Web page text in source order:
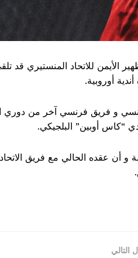
الأيمن للاتحاد المنستيري قد
أوروبية.
و فريق فرنسي آخر من دوري
“كاس أوبين” البلجيكي.
أن عقده الحالي مع فريق
التالي